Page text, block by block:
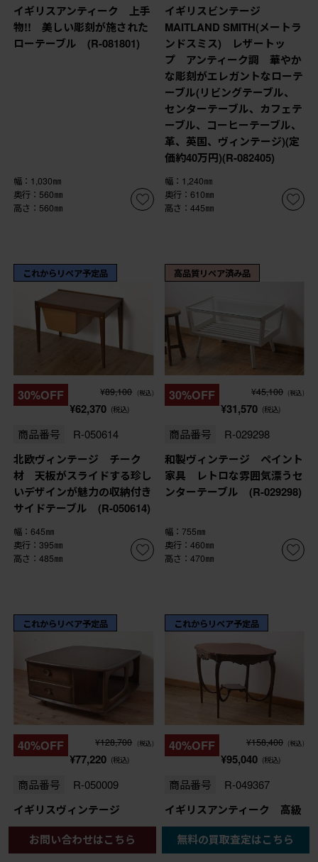
イギリスアンティーク 上手
物!! 美しい彫刻が施された
ローテーブル (R-081801)
幅：1,030㎜
奥行：560㎜
高さ：560㎜
イギリスビンテージ
MAITLAND SMITH(メートラ
ンドスミス) レザートッ
プ アンティーク調 華やか
な彫刻がエレガントなローテ
ーブル(リビングテーブル、
センターテーブル、カフェテ
ーブル、コーヒーテーブル、
革、英国、ヴィンテージ)(定
価約40万円)(R-082405)
幅：1,240㎜
奥行：610㎜
高さ：445㎜
これからリペア予定品
30%OFF ¥89,100 (税込)
¥62,370 (税込)
商品番号 R-050614
北欧ヴィンテージ チーク
材 天板がスライドする珍し
いデザインが魅力の収納付き
サイドテーブル (R-050614)
幅：645㎜
奥行：395㎜
高さ：485㎜
高品質リペア済み品
30%OFF ¥45,100 (税込)
¥31,570 (税込)
商品番号 R-029298
和製ヴィンテージ ペイント
家具 レトロな雰囲気漂うセ
ンターテーブル (R-029298)
幅：755㎜
奥行：460㎜
高さ：470㎜
これからリペア予定品
40%OFF ¥128,700 (税込)
¥77,220 (税込)
商品番号 R-050009
イギリスヴィンテージ
ERCOL(アーコール) インテ
リアの差をつける!希少なパ
ンドラボックスコーヒーテー
これからリペア予定品
40%OFF ¥158,400 (税込)
¥95,040 (税込)
商品番号 R-049367
イギリスアンティーク 高級
品 エレガントな佇まいが気
品漂うマホガニー材製オケー
ジョナルテーブル (R-
お問い合わせはこちら 無料の買取査定はこちら